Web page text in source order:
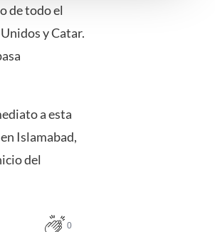
de todo el
y Catar.
a esta
Islamabad,
del
0